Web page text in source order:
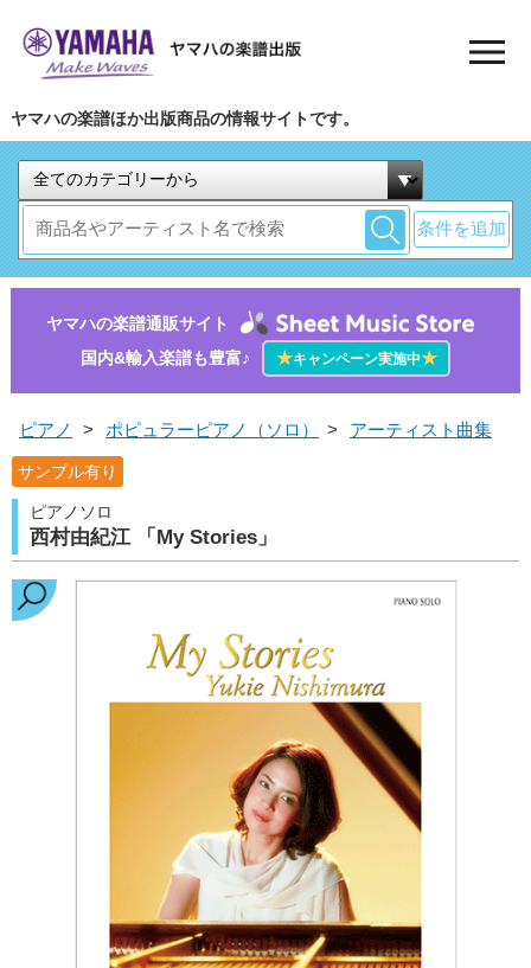
ヤマハの楽譜ほか出版商品の情報サイトです。
条件を追加
ヤマハの楽譜通販サイト
国内&輸入楽譜も豊富♪
★キャンペーン実施中★
ピアノ > ポピュラーピアノ（ソロ） > アーティスト曲集
サンプル有り
ピアノソロ
西村由紀江 「My Stories」